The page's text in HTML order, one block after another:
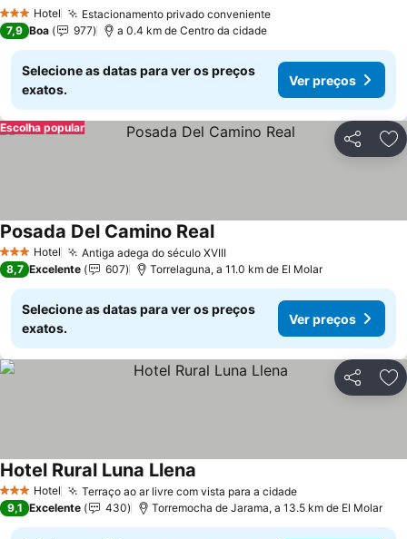
3 EstrelasHotel Estacionamento privado conveniente
7,9 Boa 977 a 0.4 km de Centro da cidade
Selecione as datas para ver os preços
exatos.
Ver preços
Partilhar
Escolha popular
3 EstrelasHotel Antiga adega do século XVIII
Posada Del Camino Real
8,7 Excelente 607 Torrelaguna, a 11.0 km de El Molar
Selecione as datas para ver os preços
exatos.
Ver preços
Partilhar
3 EstrelasHotel Terraço ao ar livre com vista para a cidade
Hotel Rural Luna Llena
9,1 Excelente 430 Torremocha de Jarama, a 13.5 km de El Molar